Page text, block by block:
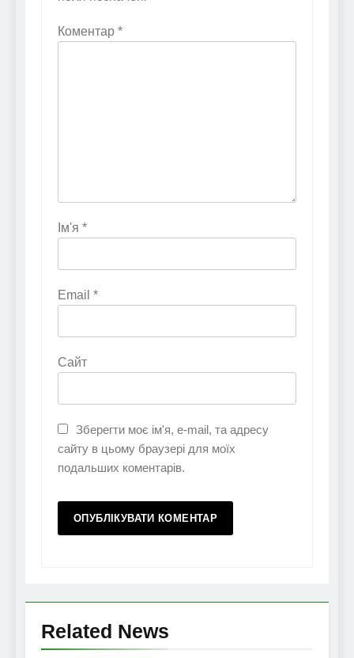
Коментар *
Ім'я *
Email *
Сайт
Зберегти моє ім'я, e-mail, та адресу
сайту в цьому браузері для моїх
подальших коментарів.
Related News